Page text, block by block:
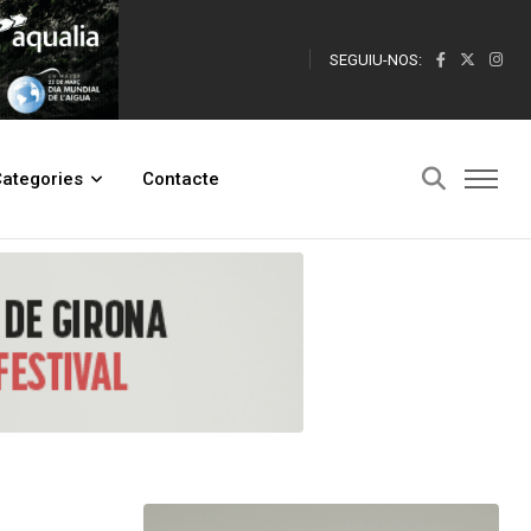
SEGUIU-NOS:
Contacte
de Barcelona com a prova de concepte